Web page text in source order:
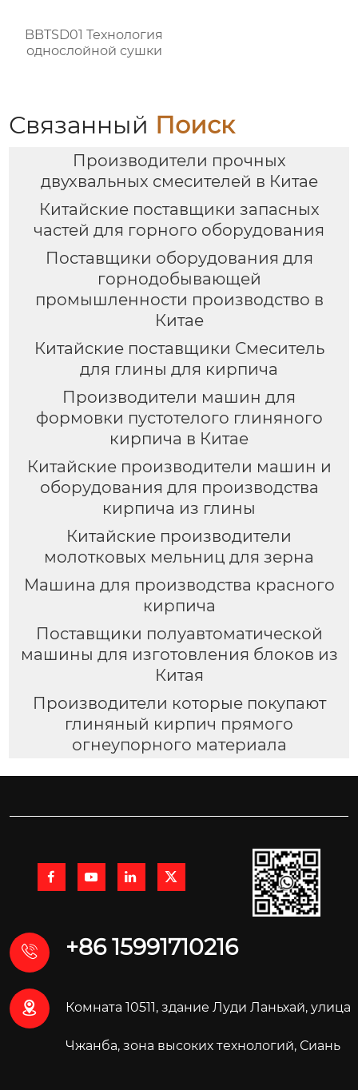
BBTSD01 Технология
однослойной сушки
Связанный Поиск
Производители прочных
двухвальных смесителей в Китае
Китайские поставщики запасных
частей для горного оборудования
Поставщики оборудования для
горнодобывающей
промышленности производство в
Китае
Китайские поставщики Смеситель
для глины для кирпича
Производители машин для
формовки пустотелого глиняного
кирпича в Китае
Китайские производители машин и
оборудования для производства
кирпича из глины
Китайские производители
молотковых мельниц для зерна
Машина для производства красного
кирпича
Поставщики полуавтоматической
машины для изготовления блоков из
Китая
Производители которые покупают
глиняный кирпич прямого
огнеупорного материала
   
 +86 15991710216
 Комната 10511, здание Луди Ланьхай, улица
Чжанба, зона высоких технологий, Сиань